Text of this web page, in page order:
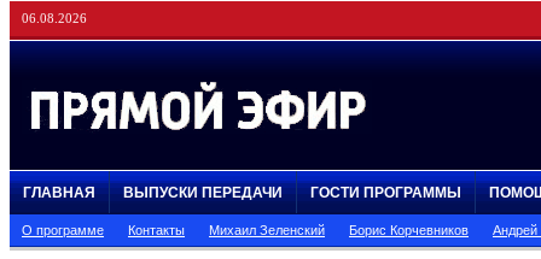
06.08.2026
ГЛАВНАЯ ВЫПУСКИ ПЕРЕДАЧИ ГОСТИ ПРОГРАММЫ
О программе Контакты Михаил Зеленский Борис Корчевников